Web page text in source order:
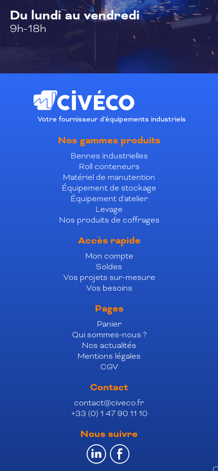
Du lundi au vendredi
9h-18h
Votre fournisseur d'équipements industriels
Nos gammes produits
Bennes industrielles
Roll conteneurs
Matériel de manutention
Équipement de stockage
Équipement d'atelier
Levage
Nos produits de coffrages
Accès rapide
Mon compte
Soldes
Vos projets sur-mesure
Vos besoins
Pages
Panier
Qui sommes-nous ?
Nos actualités
Mentions légales
CGV
Contact
contact@civeco.fr
+33 (0) 1 47 90 11 10
Nous suivre